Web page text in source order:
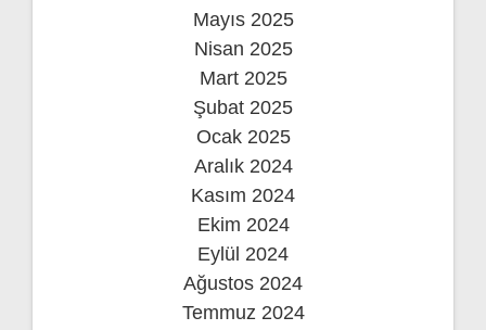
Mayıs 2025
Nisan 2025
Mart 2025
Şubat 2025
Ocak 2025
Aralık 2024
Kasım 2024
Ekim 2024
Eylül 2024
Ağustos 2024
Temmuz 2024